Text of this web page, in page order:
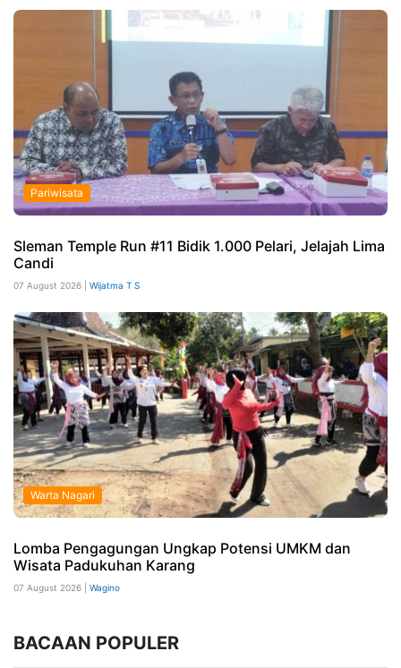
Pariwisata
Sleman Temple Run #11 Bidik 1.000 Pelari, Jelajah Lima
Candi
07 August 2026 | Wijatma T S
Warta Nagari
Lomba Pengagungan Ungkap Potensi UMKM dan
Wisata Padukuhan Karang
07 August 2026 | Wagino
BACAAN POPULER